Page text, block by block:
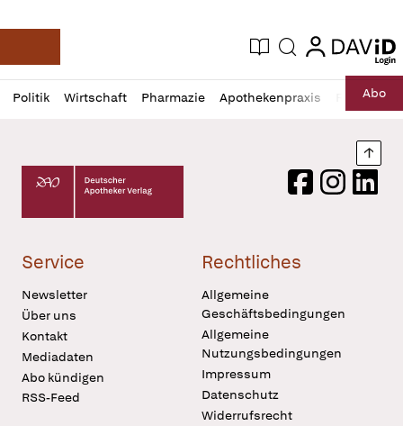
Deutsche Apotheker Zeitung
Aktuelle Ausgabe
Suche login
login
Politik Wirtschaft Pharmazie Apothekenpraxis RechtAbo
Profil
öffnen
Daz
Pur
Deutscher Apotheker Verlag Logo
FacebookInstagram
Service
Newsletter
Über uns
Kontakt
Mediadaten
Abo kündigen
RSS-Feed
Rechtliches
Allgemeine
Geschäftsbedingungen
Allgemeine
Nutzungsbedingungen
Impressum
Datenschutz
Widerrufsrecht